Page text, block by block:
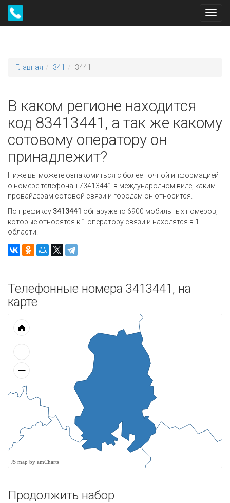
Главная 341 3441
В каком регионе находится
код 83413441, а так же какому
сотовому оператору он
принадлежит?
Ниже вы можете ознакомиться с более точной информацией
о номере телефона +73413441 в международном виде, каким
провайдерам сотовой связи и городам он относится.
По префиксу 3413441 обнаружено 6900 мобильных номеров,
которые относятся к 1 оператору связи и находятся в 1
области.
Телефонные номера 3413441, на
карте
JS map by amCharts
Продолжить набор